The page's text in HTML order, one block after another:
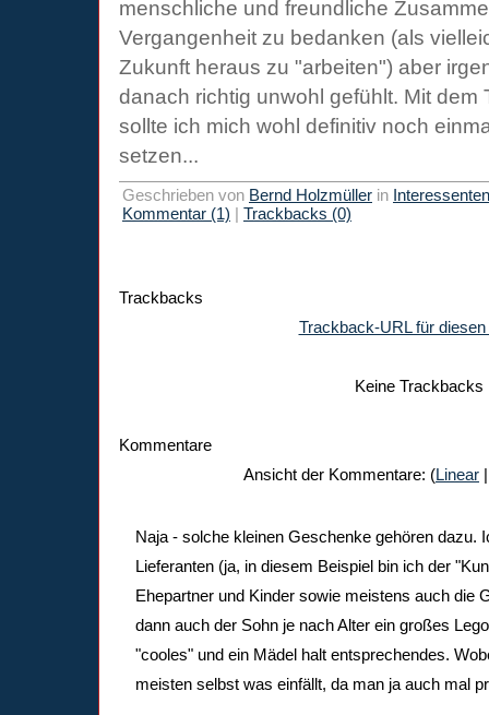
menschliche und freundliche
Vergangenheit zu bedanken (als
Zukunft heraus zu "arbeiten") aber
danach richtig unwohl gefühlt. Mit dem
sollte ich mich wohl definitiv noch
setzen...
Geschrieben von Bernd Holzmüller in
Kommentar (1) | Trackbacks (0)
Trackbacks
Trackback-URL für diesen
Keine Trackbacks
Kommentare
Ansicht der Kommentare: (Linear
Naja - solche kleinen Geschenke gehören dazu.
Lieferanten (ja, in diesem Beispiel bin ich der
Ehepartner und Kinder sowie meistens auch die
dann auch der Sohn je nach Alter ein großes
"cooles" und ein Mädel halt entsprechendes.
meisten selbst was einfällt, da man ja auch mal